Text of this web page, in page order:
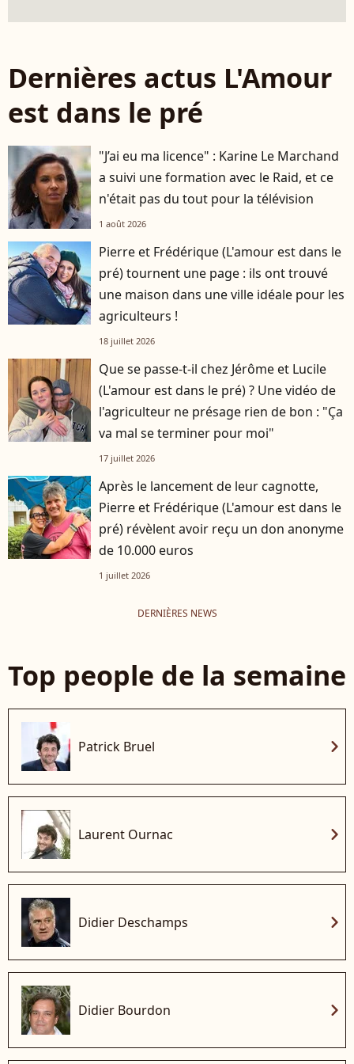
Dernières actus L'Amour
est dans le pré
"J’ai eu ma licence" : Karine Le Marchand
a suivi une formation avec le Raid, et ce
n'était pas du tout pour la télévision
1 août 2026
Pierre et Frédérique (L'amour est dans le
pré) tournent une page : ils ont trouvé
une maison dans une ville idéale pour les
agriculteurs !
18 juillet 2026
Que se passe-t-il chez Jérôme et Lucile
(L'amour est dans le pré) ? Une vidéo de
l'agriculteur ne présage rien de bon : "Ça
va mal se terminer pour moi"
17 juillet 2026
Après le lancement de leur cagnotte,
Pierre et Frédérique (L'amour est dans le
pré) révèlent avoir reçu un don anonyme
de 10.000 euros
1 juillet 2026
DERNIÈRES NEWS
Top people de la semaine
Patrick Bruel chevron_right
Laurent Ournac chevron_right
Didier Deschamps chevron_right
Didier Bourdon chevron_right